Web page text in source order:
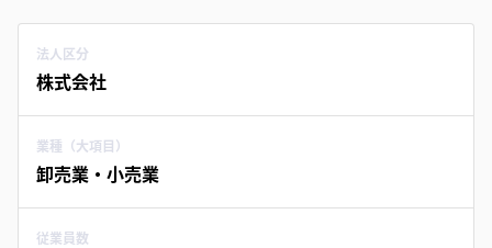
法人区分
株式会社
業種（大項目）
卸売業・小売業
従業員数